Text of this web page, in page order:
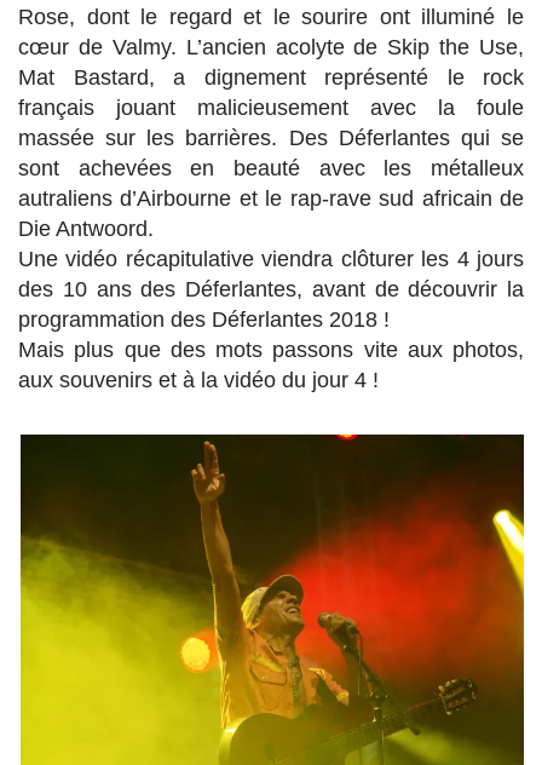
Rose, dont le regard et le sourire ont illuminé le
cœur de Valmy. L’ancien acolyte de Skip the Use,
Mat Bastard, a dignement représenté le rock
français jouant malicieusement avec la foule
massée sur les barrières. Des Déferlantes qui se
sont achevées en beauté avec les métalleux
autraliens d’Airbourne et le rap-rave sud africain de
Die Antwoord.
Une vidéo récapitulative viendra clôturer les 4 jours
des 10 ans des Déferlantes, avant de découvrir la
programmation des Déferlantes 2018 !
Mais plus que des mots passons vite aux photos,
aux souvenirs et à la vidéo du jour 4 !